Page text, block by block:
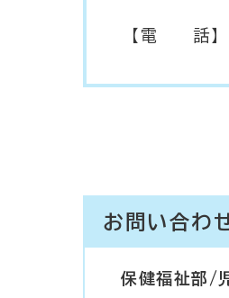
紋別市幸
【電 話】
お問い合わ
保健福祉部/